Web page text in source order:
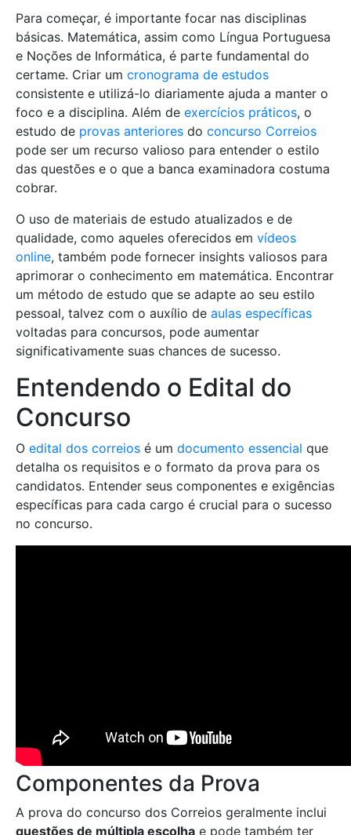
Para começar, é importante focar nas disciplinas
básicas. Matemática, assim como Língua Portuguesa
e Noções de Informática, é parte fundamental do
certame. Criar um cronograma de estudos
consistente e utilizá-lo diariamente ajuda a manter o
foco e a disciplina. Além de exercícios práticos, o
estudo de provas anteriores do concurso Correios
pode ser um recurso valioso para entender o estilo
das questões e o que a banca examinadora costuma
cobrar.
O uso de materiais de estudo atualizados e de
qualidade, como aqueles oferecidos em vídeos
online, também pode fornecer insights valiosos para
aprimorar o conhecimento em matemática. Encontrar
um método de estudo que se adapte ao seu estilo
pessoal, talvez com o auxílio de aulas específicas
voltadas para concursos, pode aumentar
significativamente suas chances de sucesso.
Entendendo o Edital do
Concurso
O edital dos correios é um documento essencial que
detalha os requisitos e o formato da prova para os
candidatos. Entender seus componentes e exigências
específicas para cada cargo é crucial para o sucesso
no concurso.
Componentes da Prova
A prova do concurso dos Correios geralmente inclui
questões de múltipla escolha e pode também ter